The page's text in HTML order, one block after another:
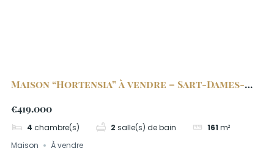
Maison “Hortensia” à vendre – Sart-Dames-
€419.000
4 chambre(s) 2 salle(s) de bain 161 m²
Maison
À vendre